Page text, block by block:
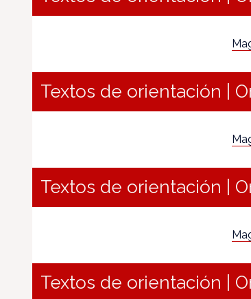
Textos de orientación |
Textos de orientación |
Textos de orientación |